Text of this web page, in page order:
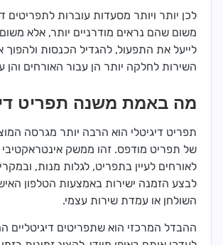
לכן יותר ויותר מסעדות עוברות לתפריטים
משום שהם נראים מודרניים יותר, אלא
לייעל את התפעול, להגדיל הכנסות ולהפוך
השירות לחלקה יותר הן עבור האורחים והן
מה באמת משנה תפריט
תפריט דיגיטלי הוא הרבה יותר מגרסה
של תפריט מודפס. זהו ממשק
לאורחים לעיין בתפריט, לגלות מנות,
לבצע הזמנה ישירות באמצעות הטלפון
השולחן או עמדת שירות עצמי.
ההבדל המרכזי הוא שתפריטים דיגיטליים